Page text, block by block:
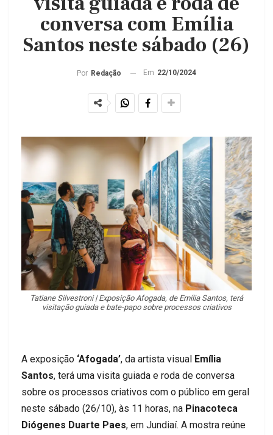
conversa com Emília
Santos neste sábado (26)
Por Redação Em 22/10/2024
Tatiane Silvestroni | Exposição Afogada, de Emília Santos, terá
visitação guiada e bate-papo sobre processos criativos
A exposição ‘Afogada’, da artista visual Emília
Santos, terá uma visita guiada e roda de conversa
sobre os processos criativos com o público em geral
neste sábado (26/10), às 11 horas, na Pinacoteca
Diógenes Duarte Paes, em Jundiaí. A mostra reúne